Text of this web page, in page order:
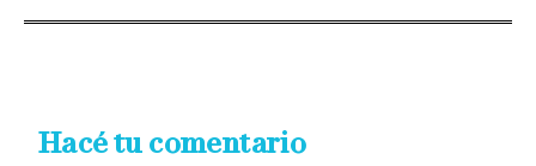
Hacé tu comentario